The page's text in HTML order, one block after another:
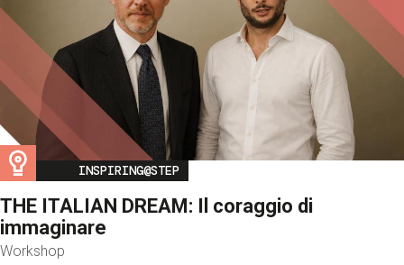
Image
INSPIRING@STEP
THE ITALIAN DREAM: Il coraggio di
immaginare
Workshop